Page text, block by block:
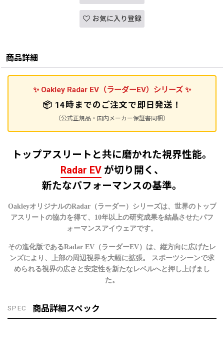
お気に入り登録
商品詳細
✨ Oakley Radar EV（ラーダーEV）シリーズ ✨
📦 14時までのご注文で即日発送！
（公式正規品・国内メーカー保証書同梱）
トップアスリートと共に磨かれた視界性能。
Radar EVが切り開く、
新たなパフォーマンスの基準。
OakleyオリジナルのRadar（ラーダー）シリーズは、世界のトップ
アスリートの協力を得て、10年以上の研究成果を結晶させたパフ
ォーマンスアイウェアです。
その進化版であるRadar EV（ラーダーEV）は、縦方向に広げたレ
ンズにより、上部の周辺視界を大幅に拡張。 スポーツシーンで求
められる視界の広さと安定性を新たなレベルへと押し上げまし
た。
SPEC 商品詳細スペック